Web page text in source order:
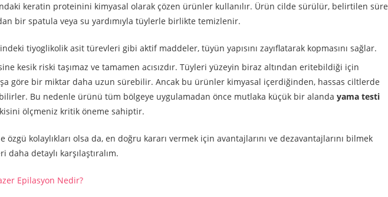
keratin proteinini kimyasal olarak çözen ürünler kullanılır. Ürün cilde sürülür, belirtilen süre
bir spatula veya su yardımıyla tüylerle birlikte temizlenir.
tiyoglikolik asit türevleri gibi aktif maddeler, tüyün yapısını zayıflatarak kopmasını sağlar.
kesik riski taşımaz ve tamamen acısızdır. Tüyleri yüzeyin biraz altından eritebildiği için
göre bir miktar daha uzun sürebilir. Ancak bu ürünler kimyasal içerdiğinden, hassas ciltlerde
Bu nedenle ürünü tüm bölgeye uygulamadan önce mutlaka küçük bir alanda yama testi
ölçmeniz kritik öneme sahiptir.
kolaylıkları olsa da, en doğru kararı vermek için avantajlarını ve dezavantajlarını bilmek
detaylı karşılaştıralım.
Epilasyon Nedir?